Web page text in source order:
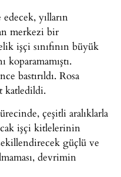
yılların
merkezi bir
işçi sınıfının büyük
bastırıldı. Rosa
katledildi.
çeşitli aralıklarla
işçi kitlelerinin
güçlü ve
devrimin